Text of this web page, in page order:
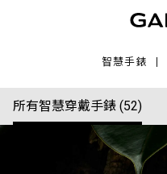
智慧手錶
所有智慧穿戴手錶 (52)